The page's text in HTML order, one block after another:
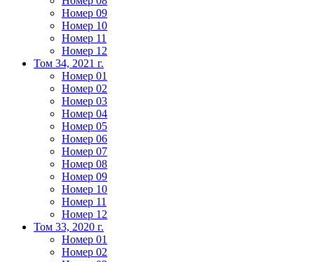
Номер 09
Номер 10
Номер 11
Номер 12
Том 34, 2021 г.
Номер 01
Номер 02
Номер 03
Номер 04
Номер 05
Номер 06
Номер 07
Номер 08
Номер 09
Номер 10
Номер 11
Номер 12
Том 33, 2020 г.
Номер 01
Номер 02